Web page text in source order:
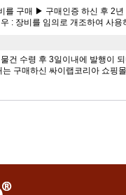
를 구매 ▶ 구매인증 하신 후 2년
: 장비를 임의로 개조하여 사용
건 수령 후 3일이내에 발행이
는 구매하신 싸이랩코리아 쇼핑